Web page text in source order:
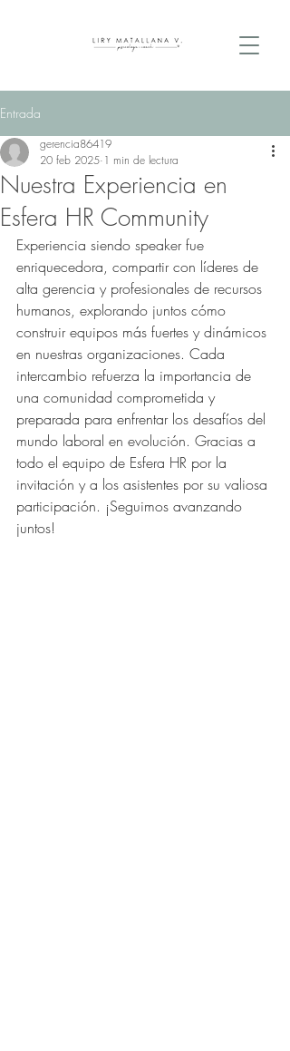
Entrada
Nuestra Experiencia en
Esfera HR Community
gerencia86419
20 feb 2025 1 min de lectura
Experiencia siendo speaker fue
enriquecedora, compartir con líderes de
alta gerencia y profesionales de recursos
humanos, explorando juntos cómo
construir equipos más fuertes y dinámicos
en nuestras organizaciones. Cada
intercambio refuerza la importancia de
una comunidad comprometida y
preparada para enfrentar los desafíos del
mundo laboral en evolución. Gracias a
todo el equipo de Esfera HR por la
invitación y a los asistentes por su valiosa
participación. ¡Seguimos avanzando
juntos!